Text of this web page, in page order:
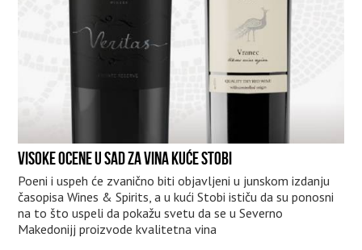
VISOKE OCENE U SAD ZA VINA KUĆE STOBI
Poeni i uspeh će zvanično biti objavljeni u junskom izdanju
časopisa Wines & Spirits, a u kući Stobi ističu da su ponosni
na to što uspeli da pokažu svetu da se u Severno
Makedonijj proizvode kvalitetna vina